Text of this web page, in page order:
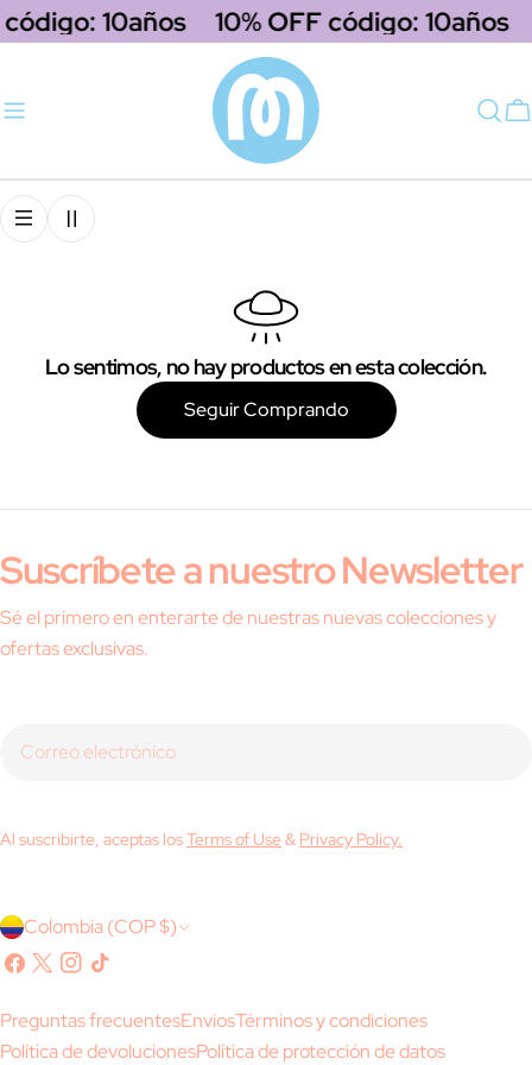
saltar
al
10años 10% OFF código: 10años
Lo sentimos, no hay productos en esta colección.
Seguir Comprando
Suscríbete a nuestro Newsletter
Sé el primero en enterarte de nuestras nuevas colecciones y
ofertas exclusivas.
Al suscribirte, aceptas losTerms of Use& Privacy Policy.
P
a
í
s
Colombia (COP $)
Facebook
X
Instagram
Tik
Preguntas frecuentesEnvíosTérminos y condiciones
Política de devolucionesPolítica de protección de datos